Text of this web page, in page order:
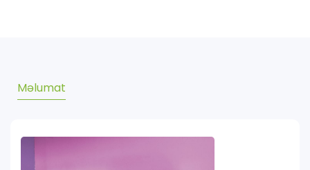
Məlumat